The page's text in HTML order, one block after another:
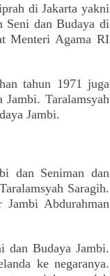
di Jakarta yakni
Seni dan Budaya di
Menteri Agama RI
tahun 1971 juga
Jambi. Taralamsyah
Jambi.
dan Seniman dan
Taralamsyah Saragih.
Abdurahman
dan Budaya Jambi.
ke negaranya.